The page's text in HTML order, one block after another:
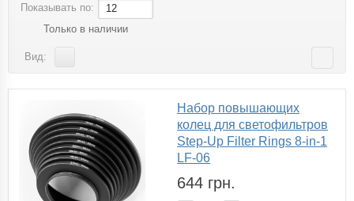
Показывать по:
12
Только в наличии
Вид:
Набор повышающих
колец для светофильтров
Step-Up Filter Rings 8-in-1
LF-06
644 грн.